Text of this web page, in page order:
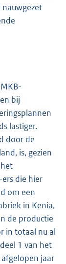
bij
lastiger.
door de
is, gezien
die hier
om een
in Kenia,
de productie
in totaal nu al
1 van het
afgelopen jaar